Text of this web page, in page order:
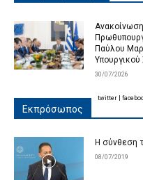
Παύλου
30/07/2026
Εκπρόσωπος
Η σύνθεση
08/07/2019
twitter